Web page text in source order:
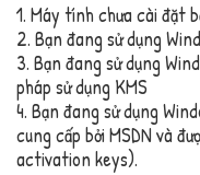
1. Máy tính chưa cài đặt
2. Bạn đang sử dụng
3. Bạn đang sử dụng
pháp sử dụng KMS
4. Bạn đang sử dụng
cung cấp bởi MSDN và
activation keys).